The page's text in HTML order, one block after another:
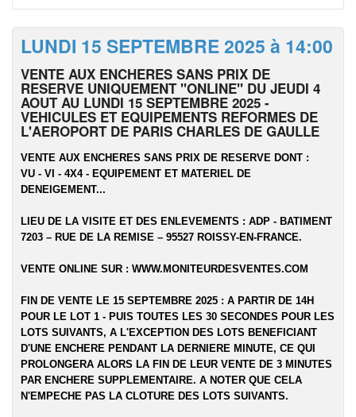
LUNDI 15 SEPTEMBRE 2025 à 14:00
VENTE AUX ENCHERES SANS PRIX DE
RESERVE UNIQUEMENT "ONLINE" DU JEUDI 4
AOUT AU LUNDI 15 SEPTEMBRE 2025 -
VEHICULES ET EQUIPEMENTS REFORMES DE
L'AEROPORT DE PARIS CHARLES DE GAULLE
VENTE AUX ENCHERES SANS PRIX DE RESERVE DONT :
VU - VI - 4X4 - EQUIPEMENT ET MATERIEL DE
DENEIGEMENT...
LIEU DE LA VISITE ET DES ENLEVEMENTS : ADP - BATIMENT
7203 – RUE DE LA REMISE – 95527 ROISSY-EN-FRANCE.
VENTE ONLINE SUR : WWW.MONITEURDESVENTES.COM
FIN DE VENTE LE 15 SEPTEMBRE 2025 : A PARTIR DE 14H
POUR LE LOT 1 - PUIS TOUTES LES 30 SECONDES POUR LES
LOTS SUIVANTS, A L'EXCEPTION DES LOTS BENEFICIANT
D'UNE ENCHERE PENDANT LA DERNIERE MINUTE, CE QUI
PROLONGERA ALORS LA FIN DE LEUR VENTE DE 3 MINUTES
PAR ENCHERE SUPPLEMENTAIRE. A NOTER QUE CELA
N'EMPECHE PAS LA CLOTURE DES LOTS SUIVANTS.